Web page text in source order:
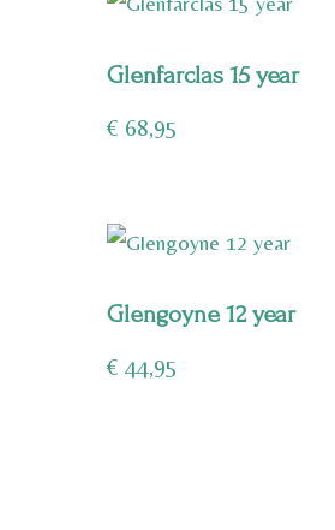
Glenfarclas 15 year
€ 68,95
Glengoyne 12 year
€ 44,95